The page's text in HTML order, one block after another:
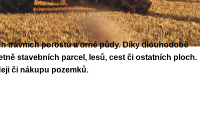
travních porostů a orné půdy. Díky dlouhodobě
stavebních parcel, lesů, cest či ostatních ploch.
či nákupu pozemků.